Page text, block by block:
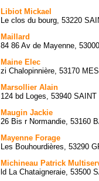
Libiot Mickael
Le clos du bourg, 53220
Maillard
84 86 Av de Mayenne,
Maine Elec
zi Chalopinnière, 53170
Marsollier Alain
124 bd Loges, 53940
Maugin Jackie
26 Bis r Normandie, 53160
Mayenne Forage
Les Bouhourdières, 53290
Michineau Patrick
ld La Chataigneraie, 53500